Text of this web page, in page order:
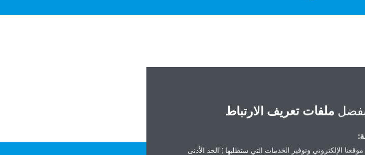
It can take up to 3 minutes before the date and time
ملفات تعريف الارتباط
الإلكتروني وتوفير الخدمات التي ستطلبها ("الحد الأدنى